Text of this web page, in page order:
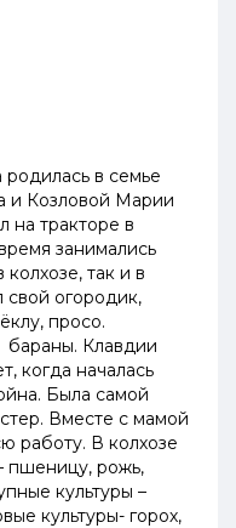
в семье
и Козловой Марии
на тракторе в
занимались
колхозе, так и в
свой огородик,
просо.
бараны. Клавдии
когда началась
Была самой
Вместе с мамой
работу. В колхозе
пшеницу, рожь,
культуры –
культуры- горох,